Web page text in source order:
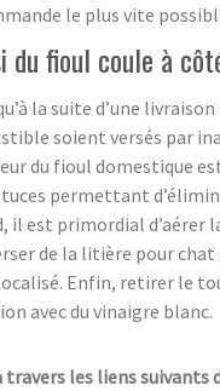
le plus vite
du fioul coule à
la suite d’une
soient versés par
du fioul domestique
permettant
il est primordial d’aérer
de la litière pour chat
Enfin, retirer le
avec du vinaigre blanc.
travers les liens suivants